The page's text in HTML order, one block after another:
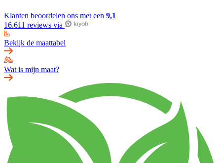
Klanten beoordelen ons met een 9,1
16.611 reviews via
Bekijk de maattabel
Wat is mijn maat?